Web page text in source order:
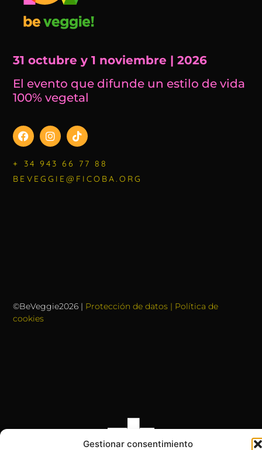
Gestionar consentimiento
31 octubre y 1 noviembre | 2026
El evento que difunde un estilo de vida
100% vegetal
+ 34 943 66 77 88
BEVEGGIE@FICOBA.ORG
©BeVeggie2026 | Protección de datos | Política de
cookies